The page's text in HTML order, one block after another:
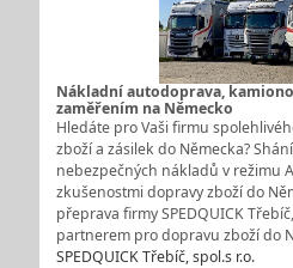
Nákladní autodoprava,
zaměřením na Německo
Hledáte pro Vaši firmu
zboží a zásilek do Německa?
nebezpečných nákladů v režimu
zkušenostmi dopravy zboží do
přeprava firmy SPEDQUICK
partnerem pro dopravu zboží do
SPEDQUICK Třebíč, spol.s r.o.